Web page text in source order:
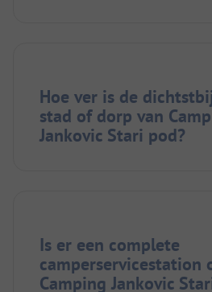
Hoe ver is de
stad of dorp van
Jankovic Stari pod?
Is er een complete
camperservicestation
Camping Jankovic